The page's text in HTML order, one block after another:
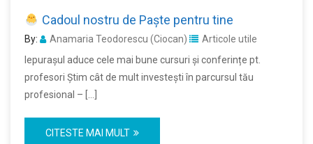
Cadoul nostru de Paşte pentru tine
By: Anamaria Teodorescu (Ciocan)
Articole utile
Iepurașul aduce cele mai bune cursuri şi conferințe pt.
profesori Știm cât de mult investești în parcursul tău
profesional – […]
CITESTE MAI MULT